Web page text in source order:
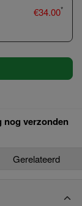
€34.00*
nog verzonden
Gerelateerd